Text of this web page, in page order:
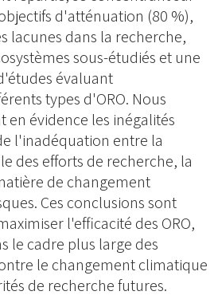
d'atténuation (80 %),
lacunes dans la recherche,
sous-étudiés et une
évaluant
types d'ORO. Nous
en évidence les inégalités
l'inadéquation entre la
des efforts de recherche, la
de changement
Ces conclusions sont
l'efficacité des ORO,
le cadre plus large des
le changement climatique
de recherche futures.